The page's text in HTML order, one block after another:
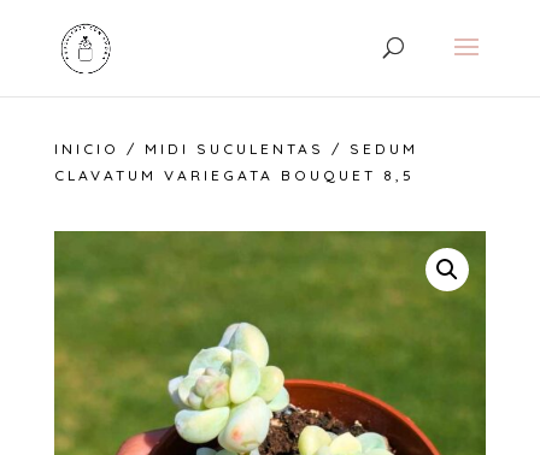
INICIO / MIDI SUCULENTAS
/ SEDUM
CLAVATUM VARIEGATA BOUQUET 8,5